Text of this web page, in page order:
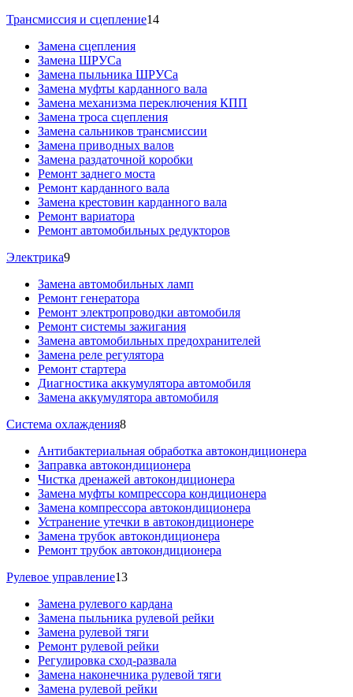
Трансмиссия и сцепление14
Замена сцепления
Замена ШРУСа
Замена пыльника ШРУСа
Замена муфты карданного вала
Замена механизма переключения КПП
Замена троса сцепления
Замена сальников трансмиссии
Замена приводных валов
Замена раздаточной коробки
Ремонт заднего моста
Ремонт карданного вала
Замена крестовин карданного вала
Ремонт вариатора
Ремонт автомобильных редукторов
Электрика9
Замена автомобильных ламп
Ремонт генератора
Ремонт электропроводки автомобиля
Ремонт системы зажигания
Замена автомобильных предохранителей
Замена реле регулятора
Ремонт стартера
Диагностика аккумулятора автомобиля
Замена аккумулятора автомобиля
Система охлаждения8
Антибактериальная обработка автокондиционера
Заправка автокондиционера
Чистка дренажей автокондиционера
Замена муфты компрессора кондиционера
Замена компрессора автокондиционера
Устранение утечки в автокондиционере
Замена трубок автокондиционера
Ремонт трубок автокондиционера
Рулевое управление13
Замена рулевого кардана
Замена пыльника рулевой рейки
Замена рулевой тяги
Ремонт рулевой рейки
Регулировка сход-развала
Замена наконечника рулевой тяги
Замена рулевой рейки